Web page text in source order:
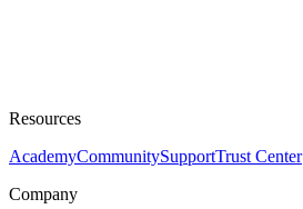
Resources
AcademyCommunitySupportTrust Center
Company